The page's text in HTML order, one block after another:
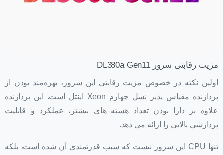
مزیت رقابتی سرور DL380a Gen11
اولین نکته در خصوص مزیت رقابتی این سرور، بهره‌مند بودن از
پردازنده مقیاس پذیر نسل چهارم Xeon اینتل است. این پردازنده
علاوه بر دارا بودن تعداد هسته های بیشتر، عملکرد و قابلیت
پردازشی بالایی را ارائه می دهد.
تنها CPU این سرور نیست که سبب قدرتمندی آن شده است، بلکه